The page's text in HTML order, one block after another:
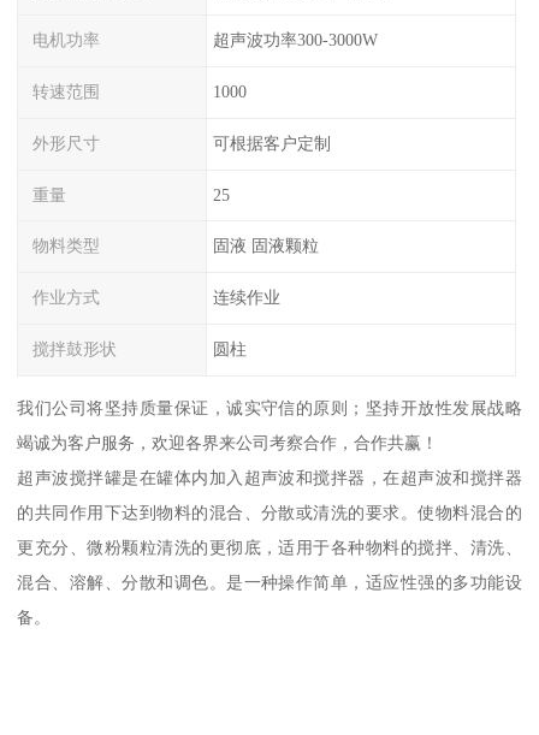
电机功率 超声波功率300-3000W
转速范围 1000
外形尺寸 可根据客户定制
重量 25
物料类型 固液 固液颗粒
作业方式 连续作业
搅拌鼓形状 圆柱
我们公司将坚持质量保证，诚实守信的原则；坚持开放性发展战略
竭诚为客户服务，欢迎各界来公司考察合作，合作共赢！
超声波搅拌罐是在罐体内加入超声波和搅拌器，在超声波和搅拌器
的共同作用下达到物料的混合、分散或清洗的要求。使物料混合的
更充分、微粉颗粒清洗的更彻底，适用于各种物料的搅拌、清洗、
混合、溶解、分散和调色。是一种操作简单，适应性强的多功能设
备。